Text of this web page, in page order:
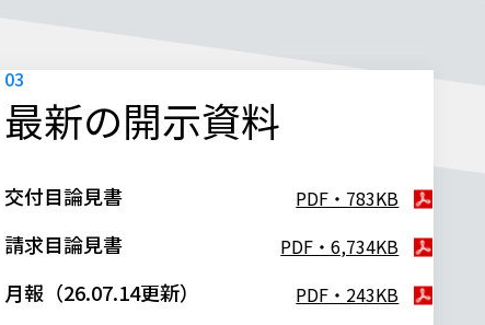
最新の開示資料
交付目論見書 PDF・783KB
請求目論見書 PDF・6,734KB
月報（26.07.14更新） PDF・243KB